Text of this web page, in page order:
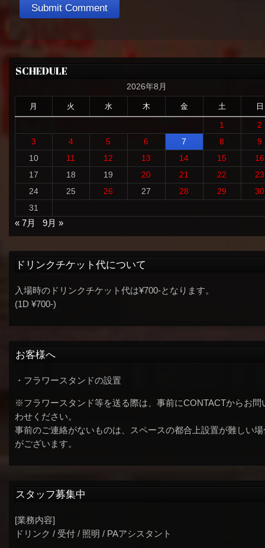
SCHEDULE
2026年8月
月 火 水 木 金 土 日
1
2
3
4 5 6 7 8
9
10
11 12 13 14 15
16
17
18 19 20 21 22
23
24
25 26 27 28 29
30
31
« 7月
9月 »
ドリンクチケット代について
入場時のドリンクチケット代は¥700-となります。
(1D ¥700-)
お客様へ
・フラワースタンドの設置
※フラワースタンド等を送る際は、事前にCONTACTからお問
わせください。
事前のご連絡がないものは、スペースの都合上設置が難しい場
がございます。
スタッフ募集中
[業務内容]
ドリンク / 受付 / 照明 / PAアシスタント